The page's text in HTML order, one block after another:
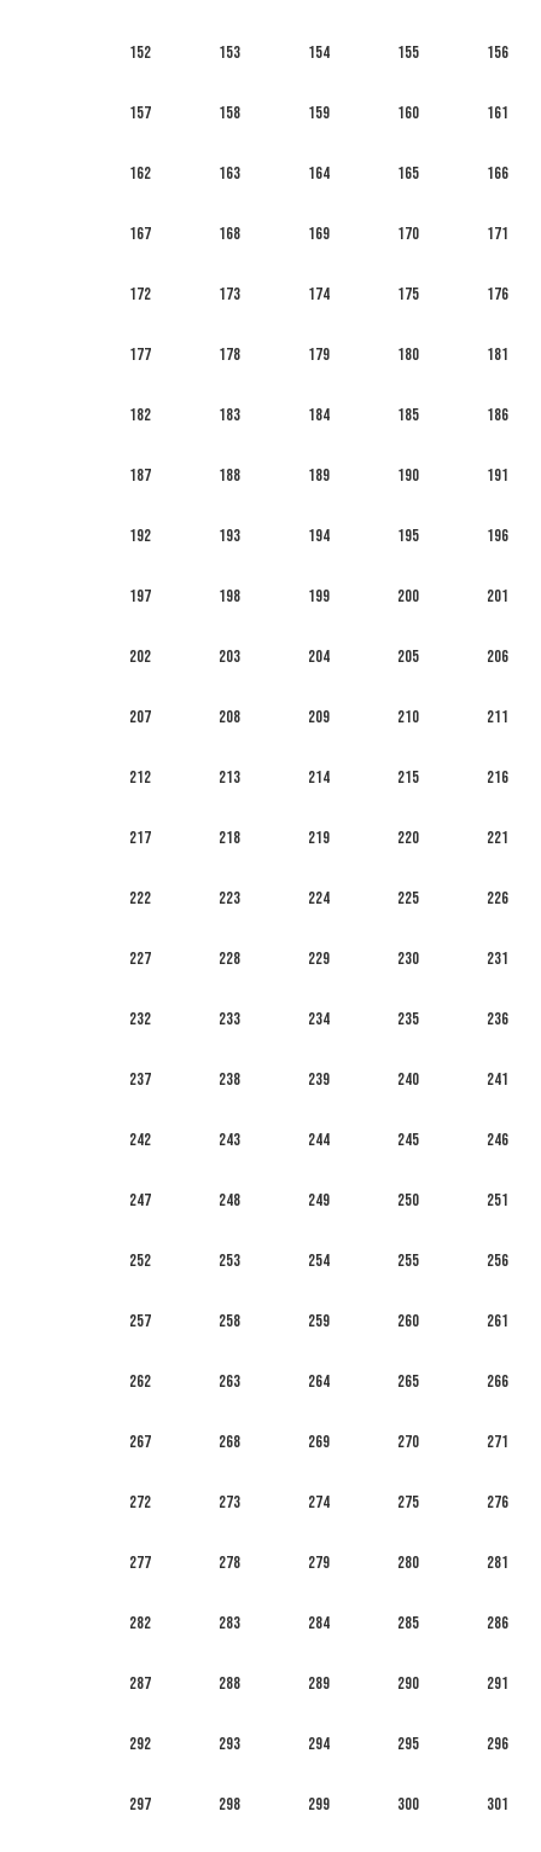
152 153 154 155 156
157 158 159 160 161
162 163 164 165 166
167 168 169 170 171
172 173 174 175 176
177 178 179 180 181
182 183 184 185 186
187 188 189 190 191
192 193 194 195 196
197 198 199 200 201
202 203 204 205 206
207 208 209 210 211
212 213 214 215 216
217 218 219 220 221
222 223 224 225 226
227 228 229 230 231
232 233 234 235 236
237 238 239 240 241
242 243 244 245 246
247 248 249 250 251
252 253 254 255 256
257 258 259 260 261
262 263 264 265 266
267 268 269 270 271
272 273 274 275 276
277 278 279 280 281
282 283 284 285 286
287 288 289 290 291
292 293 294 295 296
297 298 299 300 301